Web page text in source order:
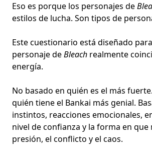
Eso es porque los personajes de
estilos de lucha. Son tipos de
Este cuestionario está diseñado
personaje deBleach realmente
energía.
No basado en quién es el más
quién tiene el Bankai más genial.
instintos, reacciones emocionales,
nivel de confianza y la forma en que
presión, el conflicto y el caos.